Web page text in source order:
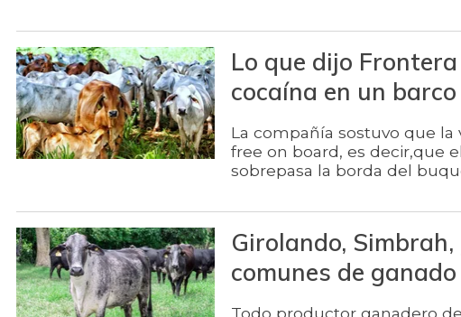
Lo que dijo
cocaína en un
La compañía sostuvo que
free on board, es decir,que
sobrepasa la borda del
Girolando,
comunes de
Todo productor ganadero